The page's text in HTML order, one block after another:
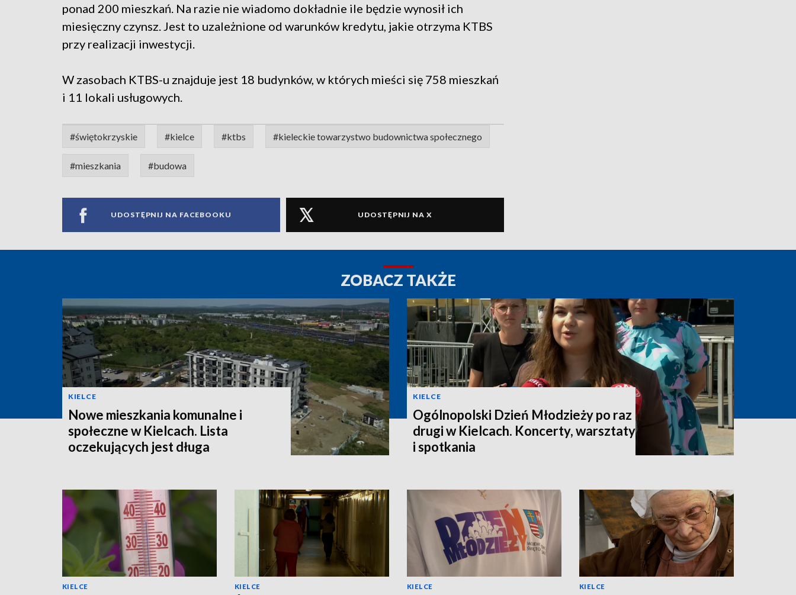
ponad 200 mieszkań. Na razie nie wiadomo dokładnie ile będzie wynosił ich
miesięczny czynsz. Jest to uzależnione od warunków kredytu, jakie otrzyma KTBS
przy realizacji inwestycji.
W zasobach KTBS-u znajduje jest 18 budynków, w których mieści się 758 mieszkań
i 11 lokali usługowych.
#świętokrzyskie #kielce #ktbs #kieleckie towarzystwo budownictwa społecznego
#mieszkania #budowa
UDOSTĘPNIJ NA FACEBOOKU UDOSTĘPNIJ NA X
ZOBACZ TAKŻE
KIELCE
Nowe mieszkania komunalne i
społeczne w Kielcach. Lista
oczekujących jest długa
KIELCE
Ogólnopolski Dzień Młodzieży po raz
drugi w Kielcach. Koncerty, warsztaty
i spotkania
KIELCE KIELCE KIELCE KIELCE